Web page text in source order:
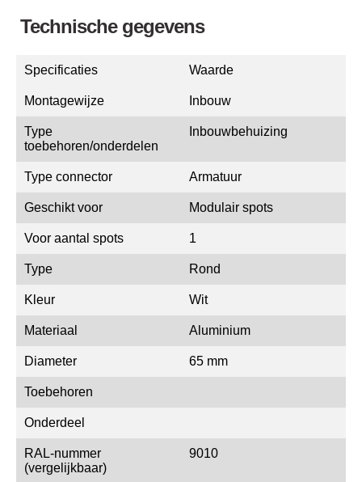
Technische gegevens
Specificaties Waarde
Montagewijze Inbouw
Type
toebehoren/onderdelen
Inbouwbehuizing
Type connector Armatuur
Geschikt voor Modulair spots
Voor aantal spots 1
Type Rond
Kleur Wit
Materiaal Aluminium
Diameter 65 mm
Toebehoren
Onderdeel
RAL-nummer
(vergelijkbaar)
9010